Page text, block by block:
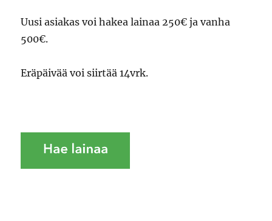
Uusi asiakas voi hakea lainaa 250€ ja vanha
500€.
Eräpäivää voi siirtää 14vrk.